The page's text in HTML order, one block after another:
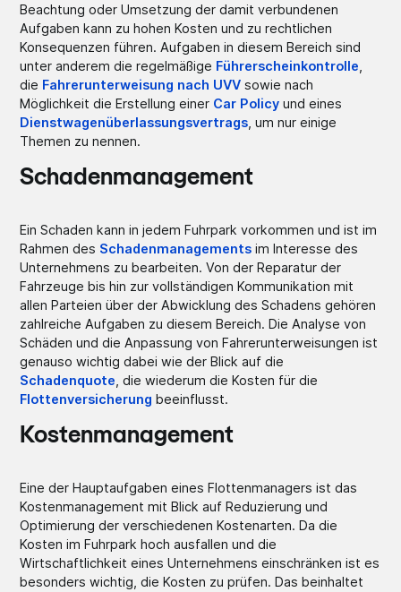
Beachtung oder Umsetzung der damit verbundenen
Aufgaben kann zu hohen Kosten und zu rechtlichen
Konsequenzen führen. Aufgaben in diesem Bereich sind
unter anderem die regelmäßige Führerscheinkontrolle
die Fahrerunterweisung nach UVV sowie nach
Möglichkeit die Erstellung einer Car Policy und eines
Dienstwagenüberlassungsvertrags , um nur einige
Themen zu nennen.
Schadenmanagement
Ein Schaden kann in jedem Fuhrpark vorkommen und ist im
Rahmen des Schadenmanagements im Interesse des
Unternehmens zu bearbeiten. Von der Reparatur der
Fahrzeuge bis hin zur vollständigen Kommunikation mit
allen Parteien über der Abwicklung des Schadens gehören
zahlreiche Aufgaben zu diesem Bereich. Die Analyse von
Schäden und die Anpassung von Fahrerunterweisungen ist
genauso wichtig dabei wie der Blick auf die
Schadenquote , die wiederum die Kosten für die
Flottenversicherung beeinflusst.
Kostenmanagement
Eine der Hauptaufgaben eines Flottenmanagers ist das
Kostenmanagement mit Blick auf Reduzierung und
Optimierung der verschiedenen Kostenarten. Da die
Kosten im Fuhrpark hoch ausfallen und die
Wirtschaftlichkeit eines Unternehmens einschränken ist es
besonders wichtig, die Kosten zu prüfen. Das beinhaltet